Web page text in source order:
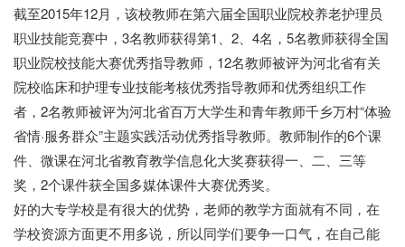
截至2015年12月，该校教师在第六届全国职业院校养老护理员
职业技能竞赛中，3名教师获得第1、2、4名，5名教师获得全国
职业院校技能大赛优秀指导教师，12名教师被评为河北省有关
院校临床和护理专业技能考核优秀指导教师和优秀组织工作
者，2名教师被评为河北省百万大学生和青年教师千乡万村“体验
省情·服务群众”主题实践活动优秀指导教师。教师制作的6个课
件、微课在河北省教育教学信息化大奖赛获得一、二、三等
奖，2个课件获全国多媒体课件大赛优秀奖。
好的大专学校是有很大的优势，老师的教学方面就有不同，在
学校资源方面更不用多说，所以同学们要争一口气，在自己能